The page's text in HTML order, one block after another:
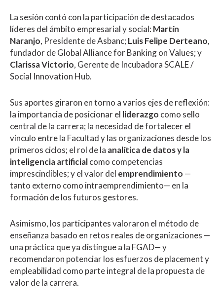
La sesión contó con la participación de destacados
líderes del ámbito empresarial y social: Martín
Naranjo, Presidente de Asbanc; Luis Felipe Derteano,
fundador de Global Alliance for Banking on Values; y
Clarissa Victorio, Gerente de Incubadora SCALE /
Social Innovation Hub.
Sus aportes giraron en torno a varios ejes de reflexión:
la importancia de posicionar el liderazgo como sello
central de la carrera; la necesidad de fortalecer el
vínculo entre la Facultad y las organizaciones desde los
primeros ciclos; el rol de la analítica de datos y la
inteligencia artificialcomo competencias
imprescindibles; y el valor del emprendimiento —
tanto externo como intraemprendimiento— en la
formación de los futuros gestores.
Asimismo, los participantes valoraron el método de
enseñanza basado en retos reales de organizaciones —
una práctica que ya distingue a la FGAD— y
recomendaron potenciar los esfuerzos de placement y
empleabilidad como parte integral de la propuesta de
valor de la carrera.